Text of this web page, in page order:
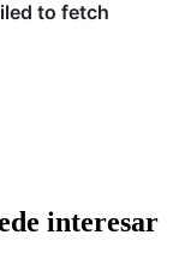
interesar